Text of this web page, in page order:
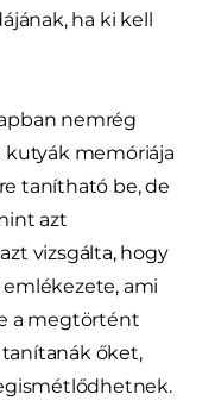
ha ki kell
nemrég
memóriája
tanítható be, de
azt
vizsgálta, hogy
ami
a megtörtént
tanítanák őket,